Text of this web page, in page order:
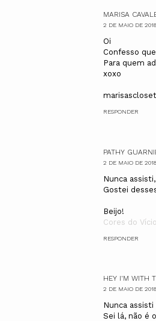
MARISA
2 DE MAIO DE
Oi
Confesso
Para quem
xoxo
RESPONDER
PATHY
2 DE MAIO DE
Nunca
Gostei
Beijo!
Cores do Vício
RESPONDER
HEY I'M WITH
2 DE MAIO DE
Nunca
Sei lá, não é